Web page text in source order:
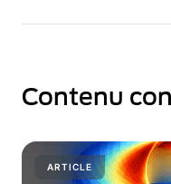
Contenu
ARTICLE